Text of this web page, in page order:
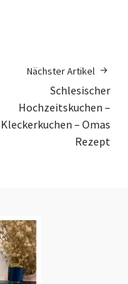
Nächster Artikel
Schlesischer
Hochzeitskuchen –
Kleckerkuchen – Omas
Rezept